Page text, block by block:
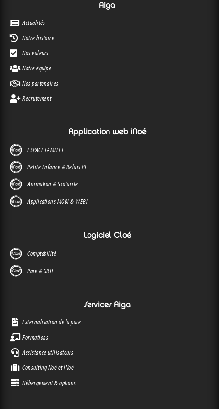
Aiga
Actualités
Notre histoire
Nos valeurs
Notre équipe
Nos partenaires
Recrutement
Application web iNoé
ESPACE FAMILLE
Petite Enfance & Relais PE
Animation & Scolarité
Applications MOBi & WEBi
Logiciel Cloé
Comptabilité
Paie & GRH
Services Aiga
Externalisation de la paie
Formations
Assistance utilisateurs
Consulting Noé et iNoé
Hébergement & options